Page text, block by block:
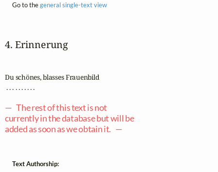
Go to thegeneral single-text view
4. Erinnerung
Du schönes, blasses Frauenbild
. . . . . . . . . .
— The rest of this text is not
currently in the database but will be
added as soon as we obtain it. —
Text Authorship: